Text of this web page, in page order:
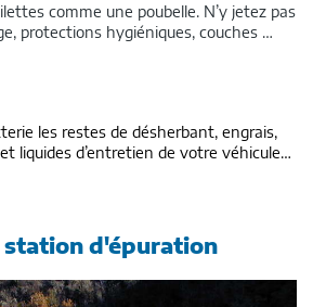
comme une poubelle. N’y jetez pas
protections hygiéniques, couches …
les restes de désherbant, engrais,
liquides d’entretien de votre véhicule…
station d'épuration